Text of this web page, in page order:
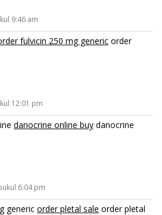
9:46 am
fulvicin 250 mg generic order
12:01 pm
danocrine online buy danocrine
6:04 pm
generic order pletal sale order pletal